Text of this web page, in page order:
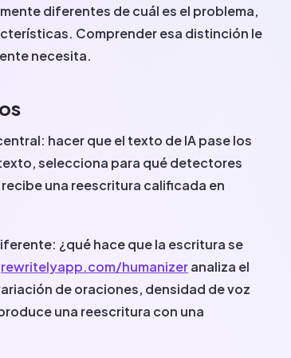
diferentes de cuál es el problema,
Comprender esa distinción le
necesita.
hacer que el texto de IA pase los
selecciona para qué detectores
una reescritura calificada en
¿qué hace que la escritura se
rewritelyapp.com/humanizeranaliza el
de oraciones, densidad de voz
una reescritura con una